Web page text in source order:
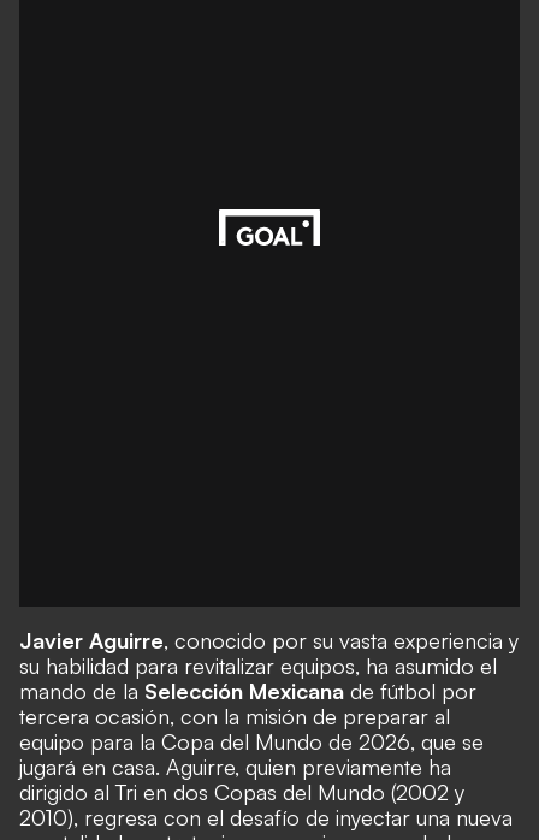
Javier Aguirre, conocido por su vasta experiencia y
su habilidad para revitalizar equipos, ha asumido el
mando de la Selección Mexicana de fútbol por
tercera ocasión, con la misión de preparar al
equipo para la Copa del Mundo de 2026, que se
jugará en casa. Aguirre, quien previamente ha
dirigido al Tri en dos Copas del Mundo (2002 y
2010), regresa con el desafío de inyectar una nueva